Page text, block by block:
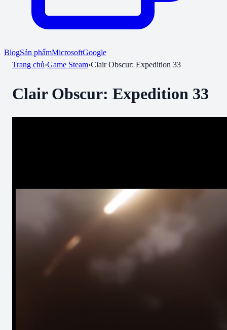
BlogSản phẩmMicrosoftGoogle
Trang chủ›Game Steam›Clair Obscur: Expedition 33
Clair Obscur: Expedition 33